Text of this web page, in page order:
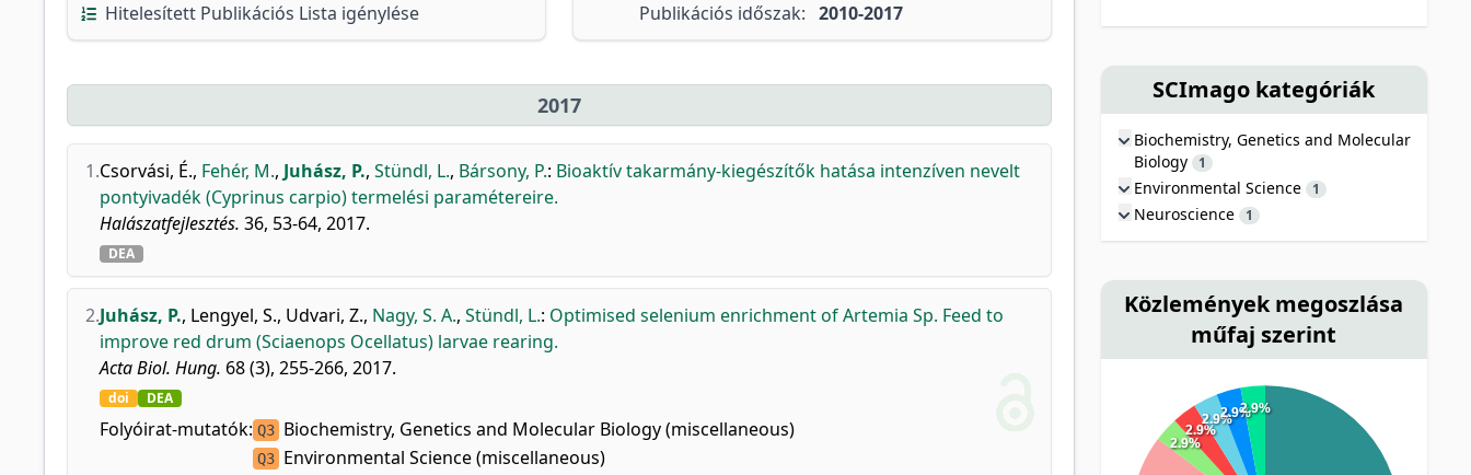
Hitelesített Publikációs Lista igénylése
Publikációs időszak: 2010-2017
2017
1.Csorvási, É., Fehér, M., Juhász, P., Stündl, L., Bársony, P.: Bioaktív takarmány-kiegészítők hatása intenzíven nevelt
pontyivadék (Cyprinus carpio) termelési paramétereire.
Halászatfejlesztés. 36, 53-64, 2017.
DEA
2.Juhász, P., Lengyel, S., Udvari, Z., Nagy, S. A., Stündl, L.: Optimised selenium enrichment of Artemia Sp. Feed to
improve red drum (Sciaenops Ocellatus) larvae rearing.
Acta Biol. Hung. 68 (3), 255-266, 2017.
doi DEA
Folyóirat-mutatók: Q3 Biochemistry, Genetics and Molecular Biology (miscellaneous)
Q3 Environmental Science (miscellaneous)
SCImago kategóriák
Biochemistry, Genetics and Molecular
Biology
1
Environmental Science 1
Neuroscience 1
Közlemények megoszlása
műfaj szerint
2.9%
2.9%
2.9%2.9%2.9%